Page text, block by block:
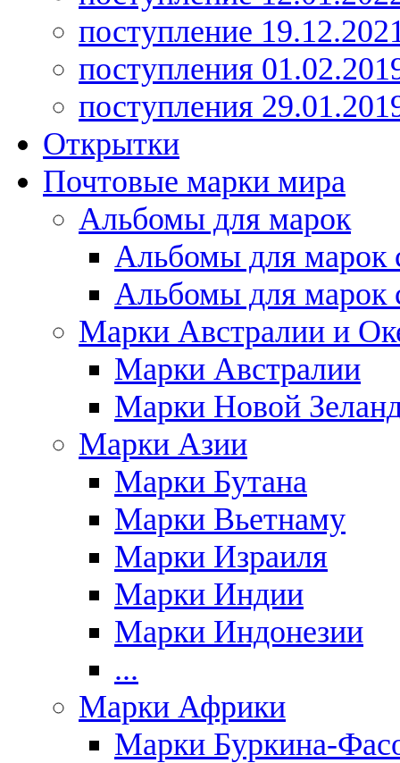
поступление
поступления
поступления
Открытки
Почтовые марки мира
Альбомы для марок
Альбомы для марок
Альбомы для марок
Марки Австралии и
Марки Австралии
Марки Новой
Марки Азии
Марки Бутана
Марки Вьетнаму
Марки Израиля
Марки Индии
Марки Индонезии
...
Марки Африки
Марки Буркина-